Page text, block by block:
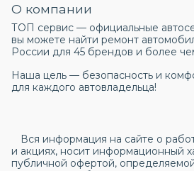
О компании
ТОП сервис — официальные
вы можете найти ремонт
России для 45 брендов и более
Наша цель — безопасность и
для каждого автовладельца!
Вся информация на сайте о
и акциях, носит информационный
публичной офертой,